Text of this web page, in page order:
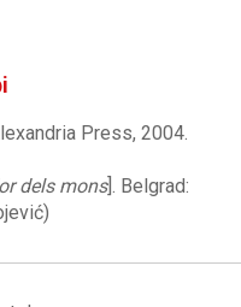
Press, 2004.
dels mons]. Belgrad: